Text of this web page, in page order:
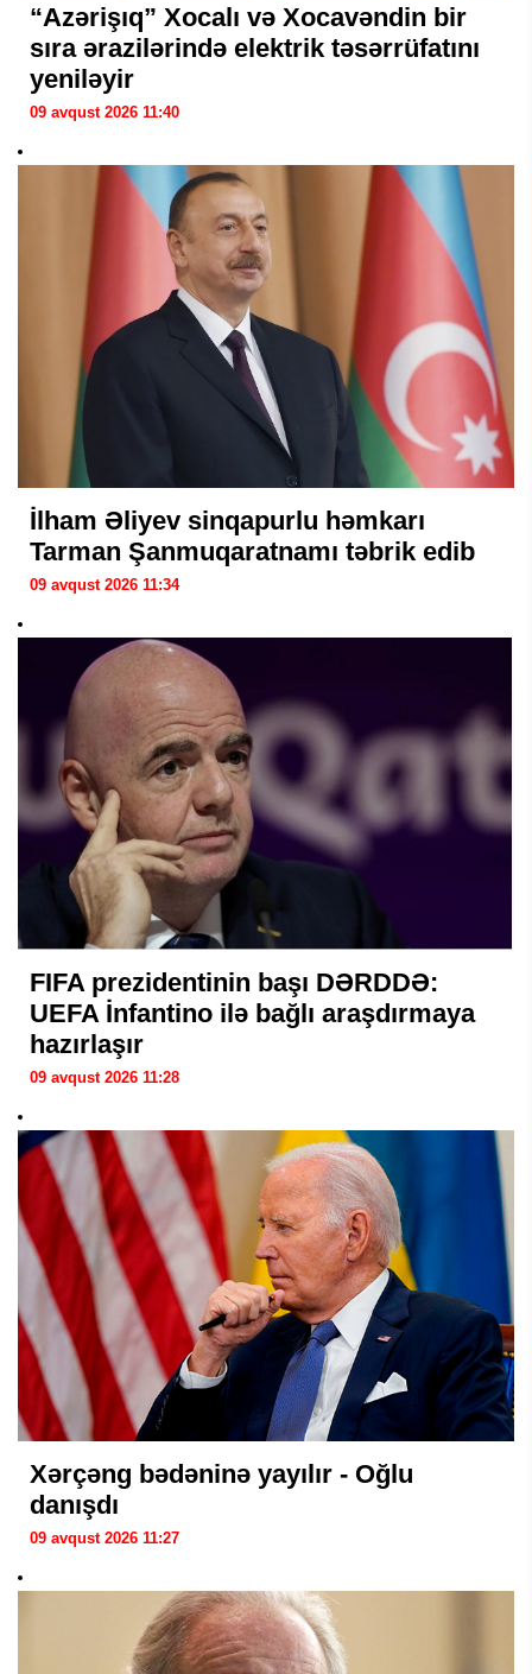
“Azərişıq” Xocalı və Xocavəndin bir
sıra ərazilərində elektrik təsərrüfatını
yeniləyir
09 avqust 2026 11:40
İlham Əliyev sinqapurlu həmkarı
Tarman Şanmuqaratnamı təbrik edib
09 avqust 2026 11:34
FIFA prezidentinin başı DƏRDDƏ:
UEFA İnfantino ilə bağlı araşdırmaya
hazırlaşır
09 avqust 2026 11:28
Xərçəng bədəninə yayılır - Oğlu
danışdı
09 avqust 2026 11:27